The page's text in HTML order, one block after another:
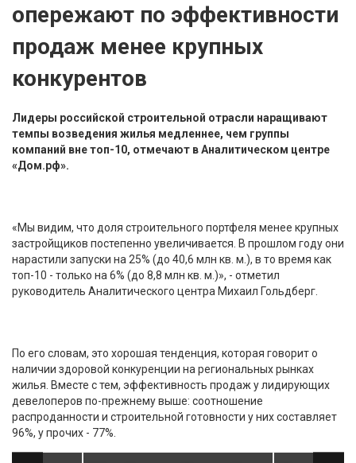
опережают по эффективности
продаж менее крупных
конкурентов
Лидеры российской строительной отрасли наращивают
темпы возведения жилья медленнее, чем группы
компаний вне топ-10, отмечают в Аналитическом центре
«Дом.рф».
«Мы видим, что доля строительного портфеля менее крупных
застройщиков постепенно увеличивается. В прошлом году они
нарастили запуски на 25% (до 40,6 млн кв. м.), в то время как
топ-10 - только на 6% (до 8,8 млн кв. м.)», - отметил
руководитель Аналитического центра Михаил Гольдберг.
По его словам, это хорошая тенденция, которая говорит о
наличии здоровой конкуренции на региональных рынках
жилья. Вместе с тем, эффективность продаж у лидирующих
девелоперов по-прежнему выше: соотношение
распроданности и строительной готовности у них составляет
96%, у прочих - 77%.